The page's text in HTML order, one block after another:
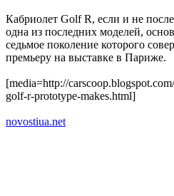
Кабриолет Golf R, если и не
одна из последних моделей,
седьмое поколение которого
премьеру на выставке в Париже.
[media=http://
golf-r-prototype-makes.html]
novostiua.net